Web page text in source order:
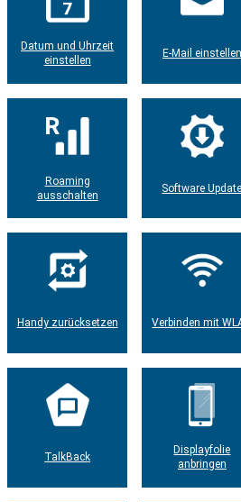
Datum und Uhrzeit
einstellen
E-Mail einstellen
Roaming
ausschalten
Software Update
Handy zurücksetzen Verbinden mit
TalkBack
Displayfolie
anbringen